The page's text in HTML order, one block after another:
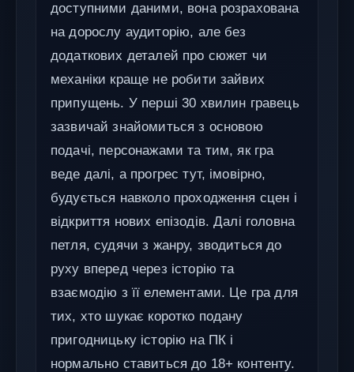
доступними даними, вона розрахована
на дорослу аудиторію, але без
додаткових деталей про сюжет чи
механіки краще не робити зайвих
припущень. У перші 30 хвилин гравець
зазвичай знайомиться з основою
подачі, персонажами та тим, як гра
веде далі, а прогрес тут, імовірно,
будується навколо проходження сцен і
відкриття нових епізодів. Далі головна
петля, судячи з жанру, зводиться до
руху вперед через історію та
взаємодію з її елементами. Це гра для
тих, хто шукає коротко подану
пригодницьку історію на ПК і
нормально ставиться до 18+ контенту.